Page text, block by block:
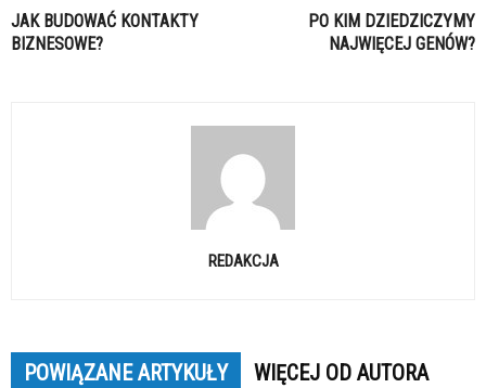
JAK BUDOWAĆ KONTAKTY
BIZNESOWE?
PO KIM DZIEDZICZYMY
NAJWIĘCEJ GENÓW?
REDAKCJA
POWIĄZANE ARTYKUŁY WIĘCEJ OD AUTORA